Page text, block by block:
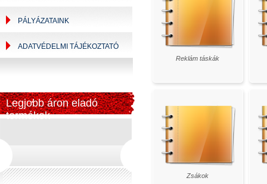
PÁLYÁZATAINK
ADATVÉDELMI TÁJÉKOZTATÓ
Legjobb áron eladó
termékek
Reklám táskák
Zsákok